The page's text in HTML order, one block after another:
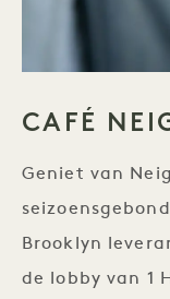
CAFÉ
Geniet van
Brooklyn
de lobby van 1